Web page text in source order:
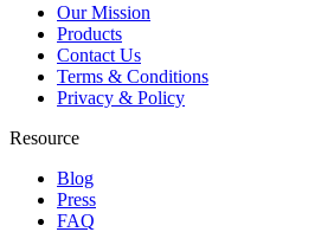
Our Mission
Products
Contact Us
Terms & Conditions
Privacy & Policy
Resource
Blog
Press
FAQ